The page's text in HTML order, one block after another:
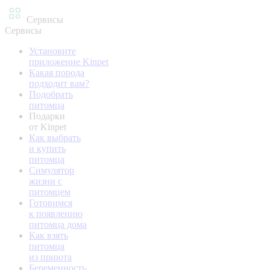
Сервисы
Сервисы
Установите
приложение Kinpet
Какая порода
подходит вам?
Подобрать
питомца
Подарки
от Kinpet
Как выбрать
и купить
питомца
Симулятор
жизни с
питомцем
Готовимся
к появлению
питомца дома
Как взять
питомца
из приюта
Беременность